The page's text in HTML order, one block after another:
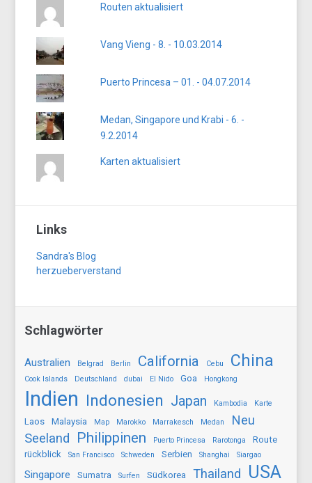
Routen aktualisiert
Vang Vieng - 8. - 10.03.2014
Puerto Princesa – 01. - 04.07.2014
Medan, Singapore und Krabi - 6. -
9.2.2014
Karten aktualisiert
Links
Sandra's Blog
herzueberverstand
Schlagwörter
Australien Belgrad Berlin California Cebu China
Cook Islands Deutschland dubai El Nido Goa Hongkong
Indien Indonesien Japan Kambodia Karte
Laos Malaysia Map Marokko Marrakesch Medan
Neu
Seeland
Philippinen Puerto Princesa Rarotonga
Route
rückblick
San Francisco Schweden Serbien Shanghai Siargao
Singapore Sumatra Surfen Südkorea Thailand USA